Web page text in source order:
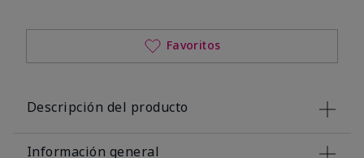
Favoritos
Descripción del producto
Información general